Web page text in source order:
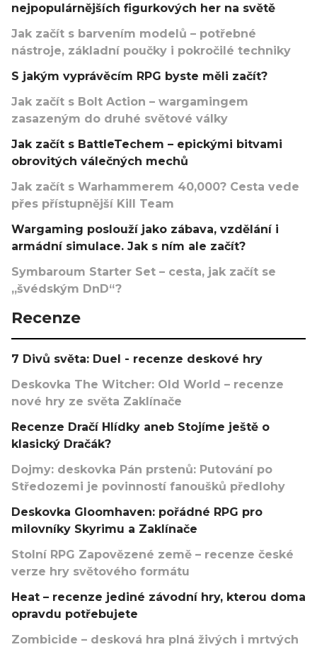
nejpopulárnějších figurkových her na světě
Jak začít s barvením modelů – potřebné
nástroje, základní poučky i pokročilé techniky
S jakým vyprávěcím RPG byste měli začít?
Jak začít s Bolt Action – wargamingem
zasazeným do druhé světové války
Jak začít s BattleTechem – epickými bitvami
obrovitých válečných mechů
Jak začít s Warhammerem 40,000? Cesta vede
přes přístupnější Kill Team
Wargaming poslouží jako zábava, vzdělání i
armádní simulace. Jak s ním ale začít?
Symbaroum Starter Set – cesta, jak začít se
„švédským DnD“?
Recenze
7 Divů světa: Duel - recenze deskové hry
Deskovka The Witcher: Old World – recenze
nové hry ze světa Zaklínače
Recenze Dračí Hlídky aneb Stojíme ještě o
klasický Dračák?
Dojmy: deskovka Pán prstenů: Putování po
Středozemi je povinností fanoušků předlohy
Deskovka Gloomhaven: pořádné RPG pro
milovníky Skyrimu a Zaklínače
Stolní RPG Zapovězené země – recenze české
verze hry světového formátu
Heat – recenze jediné závodní hry, kterou doma
opravdu potřebujete
Zombicide – desková hra plná živých i mrtvých